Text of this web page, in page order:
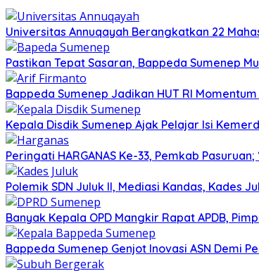
Universitas Annuqayah Berangkatkan 22
Pastikan Tepat Sasaran, Bappeda Sumenep
Bappeda Sumenep Jadikan HUT RI
Kepala Disdik Sumenep Ajak Pelajar Isi
Peringati HARGANAS Ke-33, Pemkab
Polemik SDN Juluk II, Mediasi Kandas, Kades
Banyak Kepala OPD Mangkir Rapat APDB,
Bappeda Sumenep Genjot Inovasi ASN Demi